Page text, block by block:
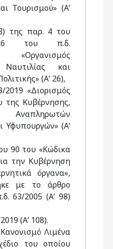
Τουρισμού» (Α’
της παρ. 4 του
του π.δ.
Ναυτιλίας και
(Α’ 26),
«Διορισμός
της Κυβέρνησης,
Αναπληρωτών
Υφυπουργών» (Α’
90 του «Κώδικα
την Κυβέρνηση
όργανα»,
με το άρθρο
63/2005 (Α’ 98)
(Α’ 108).
Λιμένα
του οποίου